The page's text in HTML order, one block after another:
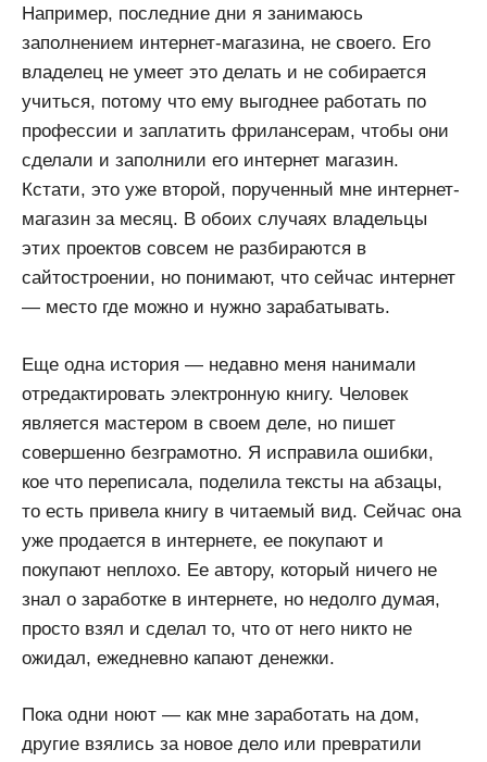
Например, последние дни я занимаюсь
заполнением интернет-магазина, не своего. Его
владелец не умеет это делать и не собирается
учиться, потому что ему выгоднее работать по
профессии и заплатить фрилансерам, чтобы они
сделали и заполнили его интернет магазин.
Кстати, это уже второй, порученный мне интернет-
магазин за месяц. В обоих случаях владельцы
этих проектов совсем не разбираются в
сайтостроении, но понимают, что сейчас интернет
— место где можно и нужно зарабатывать.
Еще одна история — недавно меня нанимали
отредактировать электронную книгу. Человек
является мастером в своем деле, но пишет
совершенно безграмотно. Я исправила ошибки,
кое что переписала, поделила тексты на абзацы,
то есть привела книгу в читаемый вид. Сейчас она
уже продается в интернете, ее покупают и
покупают неплохо. Ее автору, который ничего не
знал о заработке в интернете, но недолго думая,
просто взял и сделал то, что от него никто не
ожидал, ежедневно капают денежки.
Пока одни ноют — как мне заработать на дом,
другие взялись за новое дело или превратили